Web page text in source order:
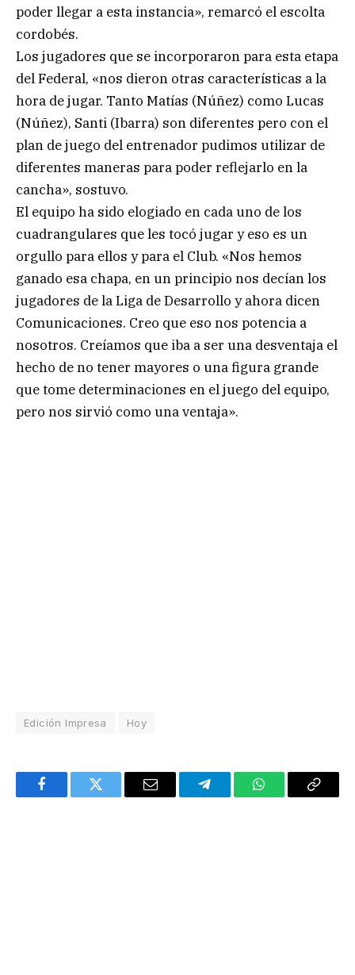
poder llegar a esta instancia», remarcó el escolta
cordobés.
Los jugadores que se incorporaron para esta etapa
del Federal, «nos dieron otras características a la
hora de jugar. Tanto Matías (Núñez) como Lucas
(Núñez), Santi (Ibarra) son diferentes pero con el
plan de juego del entrenador pudimos utilizar de
diferentes maneras para poder reflejarlo en la
cancha», sostuvo.
El equipo ha sido elogiado en cada uno de los
cuadrangulares que les tocó jugar y eso es un
orgullo para ellos y para el Club. «Nos hemos
ganado esa chapa, en un principio nos decían los
jugadores de la Liga de Desarrollo y ahora dicen
Comunicaciones. Creo que eso nos potencia a
nosotros. Creíamos que iba a ser una desventaja el
hecho de no tener mayores o una figura grande
que tome determinaciones en el juego del equipo,
pero nos sirvió como una ventaja».
Edición Impresa Hoy
FacebookTwitter Email TelegramWhatsAppCopy